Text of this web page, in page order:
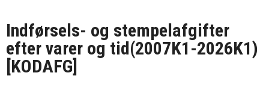
Indførsels- og stempelafgifter
efter varer og tid(2007K1-2026K1)
[KODAFG]